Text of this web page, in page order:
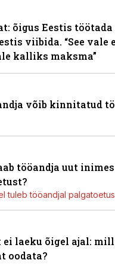
õigus Eestis
viibida. “See vale
kalliks maksma”
võib kinnitatud
tööandja uut
tuleb tööandjal
laeku õigel ajal:
oodata?